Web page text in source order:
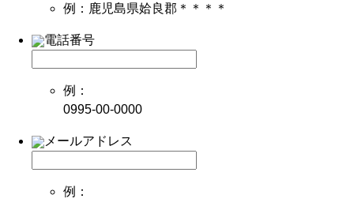
例：鹿児島県姶良郡＊＊＊＊
電話番号
例：
0995-00-0000
メールアドレス
例：